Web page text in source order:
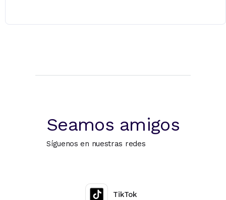
Seamos amigos
Síguenos en nuestras redes
TikTok